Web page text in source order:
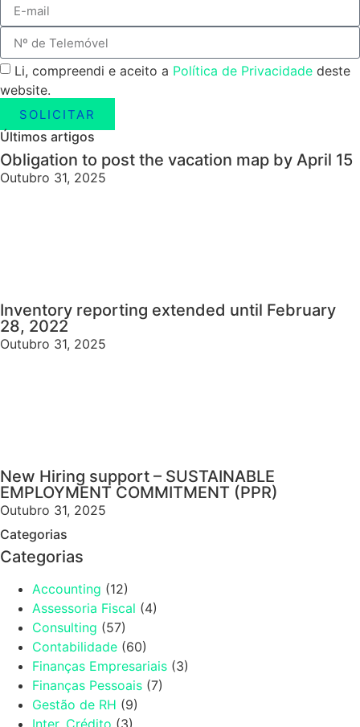
Li, compreendi e aceito a Política de Privacidade deste
website.
SOLICITAR
Últimos artigos
Obligation to post the vacation map by April 15
Outubro 31, 2025
Inventory reporting extended until February
28, 2022
Outubro 31, 2025
New Hiring support – SUSTAINABLE
EMPLOYMENT COMMITMENT (PPR)
Outubro 31, 2025
Categorias
Categorias
Accounting (12)
Assessoria Fiscal (4)
Consulting (57)
Contabilidade (60)
Finanças Empresariais (3)
Finanças Pessoais (7)
Gestão de RH (9)